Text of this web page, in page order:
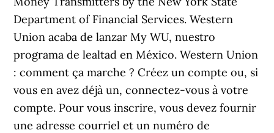
Department of Financial Services. Western
Union acaba de lanzar My WU, nuestro
programa de lealtad en México. Western Union
: comment ça marche ? Créez un compte ou, si
vous en avez déjà un, connectez-vous à votre
compte. Pour vous inscrire, vous devez fournir
une adresse courriel et un numéro de